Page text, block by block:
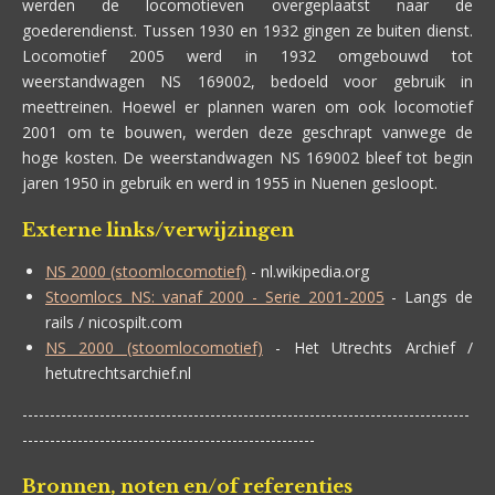
werden de locomotieven overgeplaatst naar de
goederendienst. Tussen 1930 en 1932 gingen ze buiten dienst.
Locomotief 2005 werd in 1932 omgebouwd tot
weerstandwagen NS 169002, bedoeld voor gebruik in
meettreinen. Hoewel er plannen waren om ook locomotief
2001 om te bouwen, werden deze geschrapt vanwege de
hoge kosten. De weerstandwagen NS 169002 bleef tot begin
jaren 1950 in gebruik en werd in 1955 in Nuenen gesloopt.
Externe links/verwijzingen
NS 2000 (stoomlocomotief) - nl.wikipedia.org
Stoomlocs NS: vanaf 2000 - Serie 2001-2005 - Langs de
rails / nicospilt.com
NS 2000 (stoomlocomotief) - Het Utrechts Archief /
hetutrechtsarchief.nl
---------------------------------------------------------------------------------
-----------------------------------------------------
Bronnen, noten en/of referenties